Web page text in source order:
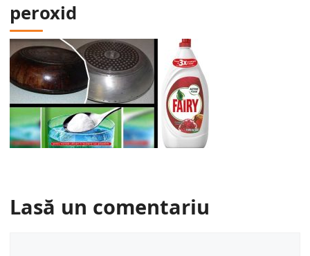
peroxid
Lasă un comentariu